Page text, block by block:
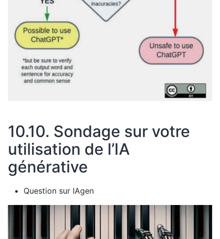
10.10. Sondage sur votre
utilisation de l’IA
générative
Question sur IAgen